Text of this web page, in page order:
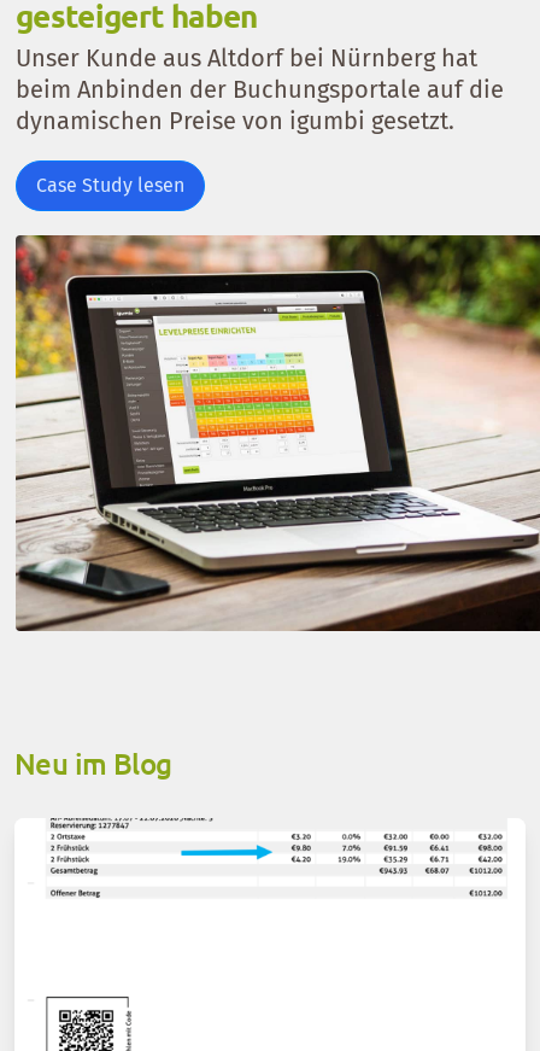
gesteigert haben
Unser Kunde aus Altdorf bei Nürnberg hat
beim Anbinden der Buchungsportale auf die
dynamischen Preise von igumbi gesetzt.
Case Study lesen
Neu im Blog